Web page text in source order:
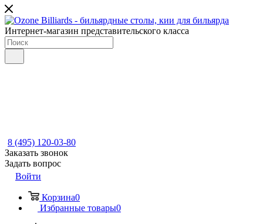
Интернет-магазин представительского класса
8 (495) 120-03-80
Заказать звонок
Задать вопрос
Войти
Корзина0
Избранные товары0